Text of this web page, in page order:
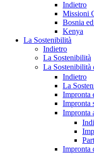
Indietro
Missioni
Bosnia
Kenya
La Sostenibilità
Indietro
La Sostenibilità
La Sostenibilità
Indietro
La
Impronta
Impronta
Impronta
Impronta